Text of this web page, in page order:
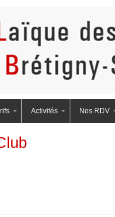
Activités Nos RDV